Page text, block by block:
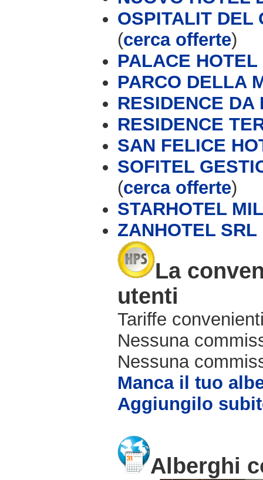
OSPITALIT DEL
(cerca offerte)
PALACE HOTEL
PARCO DELLA
RESIDENCE DA
RESIDENCE
SAN FELICE
SOFITEL
(cerca offerte)
STARHOTEL
ZANHOTEL SRL
La
utenti
Tariffe
Nessuna
Nessuna
Manca il tuo
Aggiungilo
Alberghi